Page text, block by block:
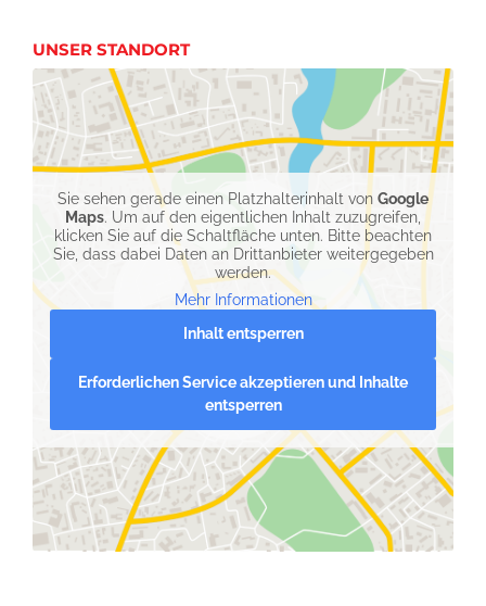
UNSER STANDORT
Sie sehen gerade einen Platzhalterinhalt von Google
Maps. Um auf den eigentlichen Inhalt zuzugreifen,
klicken Sie auf die Schaltfläche unten. Bitte beachten
Sie, dass dabei Daten an Drittanbieter weitergegeben
werden.
Mehr Informationen
Inhalt entsperren
Erforderlichen Service akzeptieren und Inhalte
entsperren